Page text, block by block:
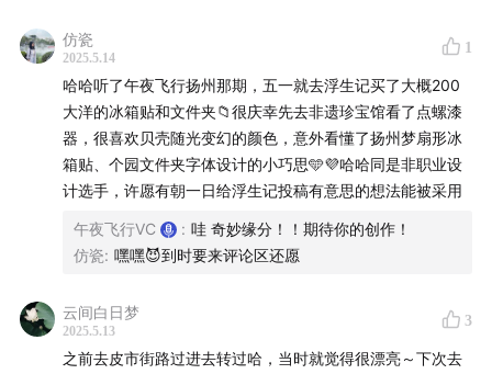
>欢迎广~~~~ling
>何园的玉兰设计包
>个园的竹子元素设计包
>33棵古银杏巡礼文创周边
仿瓷
2025.5.14
1
哈哈听了午夜飞行扬州那期，五一就去浮生记买了大概200
大洋的冰箱贴和文件夹📁很庆幸先去非遗珍宝馆看了点螺漆
器，很喜欢贝壳随光变幻的颜色，意外看懂了扬州梦扇形冰
箱贴、个园文件夹字体设计的小巧思🩵💜哈哈同是非职业设
计选手，许愿有朝一日给浮生记投稿有意思的想法能被采用
午夜飞行VC : 哇 奇妙缘分！！期待你的创作！
仿瓷: 嘿嘿😈到时要来评论区还愿
云间白日梦
2025.5.13
3
之前去皮市街路过进去转过哈，当时就觉得很漂亮～下次去